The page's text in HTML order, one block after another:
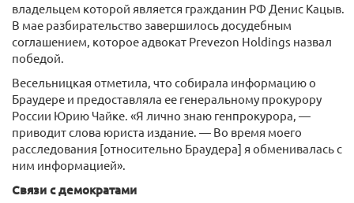
владельцем которой является гражданин РФ Денис Кацыв.
В мае разбирательство завершилось досудебным
соглашением, которое адвокат Prevezon Holdings назвал
победой.
Весельницкая отметила, что собирала информацию о
Браудере и предоставляла ее генеральному прокурору
России Юрию Чайке. «Я лично знаю генпрокурора, —
приводит слова юриста издание. — Во время моего
расследования [относительно Браудера] я обменивалась с
ним информацией».
Связи с демократами